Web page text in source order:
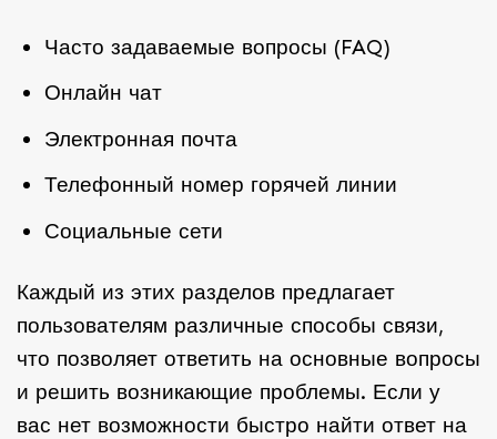
Часто задаваемые вопросы (FAQ)
Онлайн чат
Электронная почта
Телефонный номер горячей линии
Социальные сети
Каждый из этих разделов предлагает
пользователям различные способы связи,
что позволяет ответить на основные вопросы
и решить возникающие проблемы. Если у
вас нет возможности быстро найти ответ на